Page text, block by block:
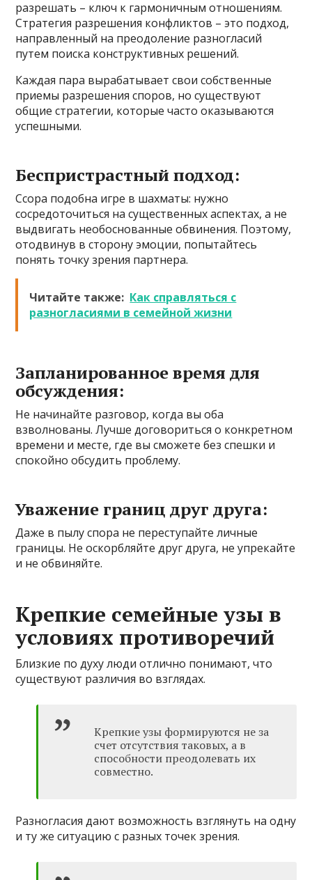
разрешать – ключ к гармоничным отношениям.
Стратегия разрешения конфликтов – это подход,
направленный на преодоление разногласий
путем поиска конструктивных решений.
Каждая пара вырабатывает свои собственные
приемы разрешения споров, но существуют
общие стратегии, которые часто оказываются
успешными.
Беспристрастный подход:
Ссора подобна игре в шахматы: нужно
сосредоточиться на существенных аспектах, а не
выдвигать необоснованные обвинения. Поэтому,
отодвинув в сторону эмоции, попытайтесь
понять точку зрения партнера.
Читайте также: Как справляться с
разногласиями в семейной жизни
Запланированное время для
обсуждения:
Не начинайте разговор, когда вы оба
взволнованы. Лучше договориться о конкретном
времени и месте, где вы сможете без спешки и
спокойно обсудить проблему.
Уважение границ друг друга:
Даже в пылу спора не переступайте личные
границы. Не оскорбляйте друг друга, не упрекайте
и не обвиняйте.
Крепкие семейные узы в
условиях противоречий
Близкие по духу люди отлично понимают, что
существуют различия во взглядах.
Крепкие узы формируются не за
счет отсутствия таковых, а в
способности преодолевать их
совместно.
Разногласия дают возможность взглянуть на одну
и ту же ситуацию с разных точек зрения.